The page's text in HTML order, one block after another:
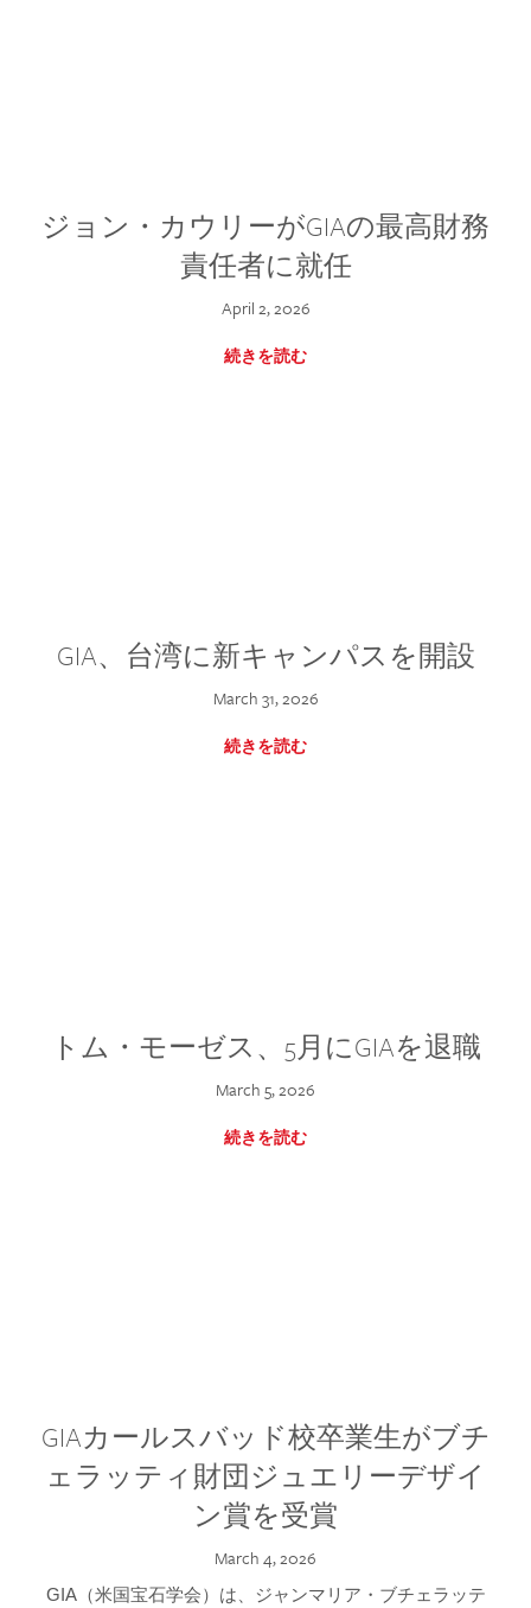
ジョン・カウリーがGIAの最高財務
責任者に就任
April 2, 2026
続きを読む
GIA、台湾に新キャンパスを開設
March 31, 2026
続きを読む
トム・モーゼス、5月にGIAを退職
March 5, 2026
続きを読む
GIAカールスバッド校卒業生がブチ
ェラッティ財団ジュエリーデザイ
ン賞を受賞
March 4, 2026
GIA（米国宝石学会）は、ジャンマリア・ブチェラッテ